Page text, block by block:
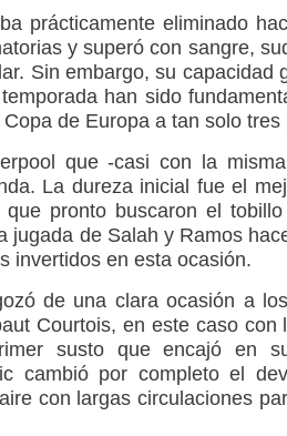
prácticamente eliminado
y superó con sangre,
Sin embargo, su capacidad
han sido
de Europa a tan solo tres
que -casi con la
La dureza inicial fue el
pronto buscaron el
jugada de Salah y Ramos
invertidos en esta ocasión.
de una clara ocasión a
Courtois, en este caso con
susto que encajó en
cambió por completo el
con largas circulaciones